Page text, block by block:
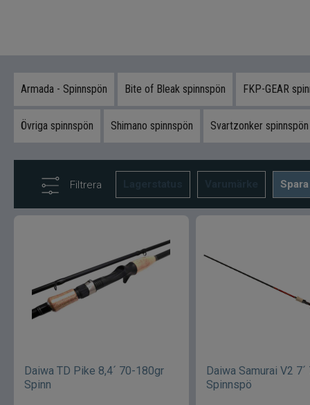
Armada - Spinnspön Bite of Bleak spinnspön FKP-GEAR
Övriga spinnspön Shimano spinnspön Svartzonker spinnspön
Filtrera Spara
Daiwa TD Pike 8,4´ 70-180gr
Spinn
Daiwa Samurai V2
Spinnspö